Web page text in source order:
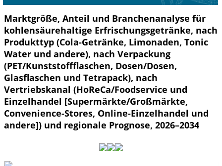
Marktgröße, Anteil und Branchenanalyse für
kohlensäurehaltige Erfrischungsgetränke, nach
Produkttyp (Cola-Getränke, Limonaden, Tonic
Water und andere), nach Verpackung
(PET/Kunststoffflaschen, Dosen/Dosen,
Glasflaschen und Tetrapack), nach
Vertriebskanal (HoReCa/Foodservice und
Einzelhandel [Supermärkte/Großmärkte,
Convenience-Stores, Online-Einzelhandel und
andere]) und regionale Prognose, 2026–2034